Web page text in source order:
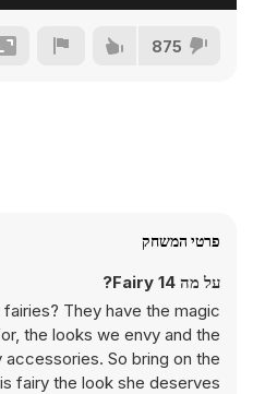
875
פרטי המשחק
על מה Fairy 14?
They have the magic
the looks we envy and the
So bring on the
fairy the look she deserves.